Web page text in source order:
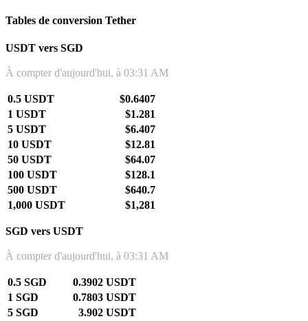
Tables de conversion Tether
USDT vers SGD
À compter d'aujourd'hui, à 03:31 AM
0.5 USDT
$0.6407
1 USDT
$1.281
5 USDT
$6.407
10 USDT
$12.81
50 USDT
$64.07
100 USDT
$128.1
500 USDT
$640.7
1,000 USDT
$1,281
SGD vers USDT
À compter d'aujourd'hui, à 03:31 AM
0.5 SGD
0.3902 USDT
1 SGD
0.7803 USDT
5 SGD
3.902 USDT